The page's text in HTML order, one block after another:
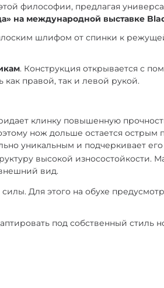
философии, предлагая
на международной выставке
шлифом от спинки к
. Конструкция открывается с
как правой, так и левой рукой.
клинку повышенную
нож дольше остается острым
уникальным и подчеркивает
высокой износостойкости.
вид.
Для этого на обухе
под собственный стиль